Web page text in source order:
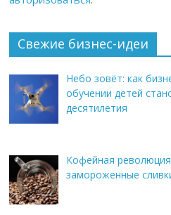
Свежие бизнес-идеи
Небо зовёт: как
обучении детей
десятилетия
Кофейная
замороженные